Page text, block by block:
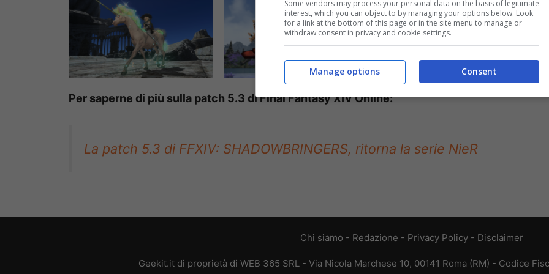
Per saperne di più sulla patch 5.3 di Final Fantasy XIV Online:
La patch 5.3 di FFXIV: SHADOWBRINGERS, ritorna la serie NieR
Chi siamo - Redazione - Privacy Policy - Disclaimer
Geekit.it di proprietà di WEB 365 SRL - Via Nicola Marchese 10, 00141 Roma (RM) - Codice
Some vendors may process your personal data on the basis of legitimate
interest, which you can object to by managing your options below. Look
for a link at the bottom of this page or in the site menu to manage or
withdraw consent in privacy and cookie settings.
Consent
Manage options